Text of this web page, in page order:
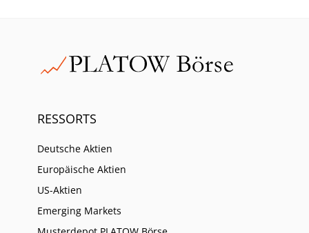
RESSORTS
Deutsche Aktien
Europäische Aktien
US-Aktien
Emerging Markets